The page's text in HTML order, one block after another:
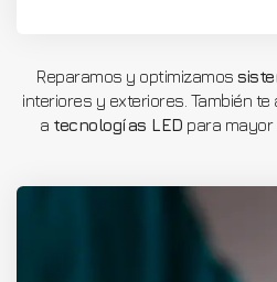
Reparamos y optimizamos
interiores y exteriores. También
a tecnologías LED para mayor